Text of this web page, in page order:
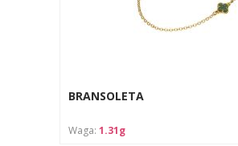
BRANSOLETA
Waga: 1.31g